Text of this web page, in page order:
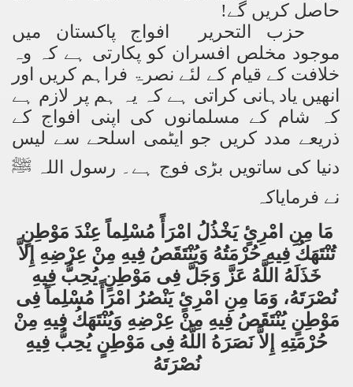
حاصل کریں گے!
حزب التحریر افواج پاکستان میں
موجود مخلص افسران کو پکارتی ہے کہ وہ
خلافت کے قیام کے لئے نصرۃ فراہم کریں اور
انھیں یادہانی کراتی ہے کہ یہ ہم پر لازم ہے
کہ شام کے مسلمانوں کی اپنی افواج کے
ذریعے مدد کریں جو ایٹمی اسلحے سے لیس
دنیا کی ساتویں بڑی فوج ہے۔ رسول اللہ ﷺ
نے فرمایاکہ
مَا مِنِ امْرِئٍ يَخْذُلُ امْرَأً مُسْلِماً عِنْدَ مَوْطِنٍ
تُنْتَهَكُ فِيهِ حُرْمَتُهُ وَيُنْتَقَصُ فِيهِ مِنْ عِرْضِهِ إِلاَّ
خَذَلَهُ اللَّهُ عَزَّ وَجَلَّ فِى مَوْطِنٍ يُحِبُّ فِيهِ
نُصْرَتَهُ، وَمَا مِنِ امْرِئٍ يَنْصُرُ امْرَأً مُسْلِماً فِى
مَوْطِنٍ يُنْتَقَصُ فِيهِ مِنْ عِرْضِهِ وَيُنْتَهَكُ فِيهِ مِنْ
حُرْمَتِهِ إِلاَّ نَصَرَهُ اللَّهُ فِى مَوْطِنٍ يُحِبُّ فِيهِ
نُصْرَتَهُ